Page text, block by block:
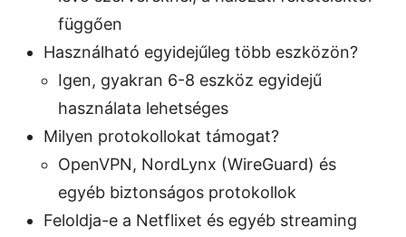
függően
Használható egyidejűleg több eszközön?
Igen, gyakran 6-8 eszköz egyidejű
használata lehetséges
Milyen protokollokat támogat?
OpenVPN, NordLynx (WireGuard) és
egyéb biztonságos protokollok
Feloldja-e a Netflixet és egyéb streaming